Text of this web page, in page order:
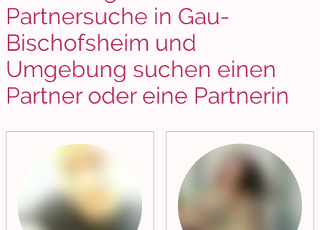
Partnersuche in Gau-
Bischofsheim und
Umgebung suchen einen
Partner oder eine Partnerin